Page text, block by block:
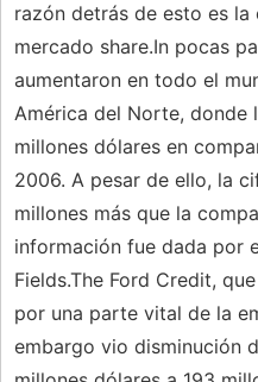
razón detrás de esto es
mercado share.In pocas
aumentaron en todo el
América del Norte, donde
millones dólares en
2006. A pesar de ello, la
millones más que la
información fue dada por
Fields.The Ford Credit,
por una parte vital de la
embargo vio disminución